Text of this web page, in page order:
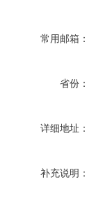
常用邮箱：
省份：
详细地址：
补充说明：